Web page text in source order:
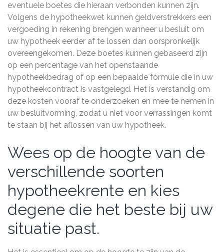
eventuele boetes die hieraan verbonden kunnen zijn.
Volgens de hypotheekwet kunnen geldverstrekkers een
vergoeding in rekening brengen wanneer u besluit om
uw hypotheek eerder af te lossen dan oorspronkelijk
overeengekomen. Deze boetes kunnen gebaseerd zijn
op een percentage van het openstaande
hypotheekbedrag of op een bepaalde formule die in uw
hypotheekcontract is vastgelegd. Het is verstandig om
deze kosten vooraf te onderzoeken en mee te nemen in
uw besluitvorming, zodat u niet voor verrassingen komt
te staan bij het aflossen van uw hypotheek.
Wees op de hoogte van de
verschillende soorten
hypotheekrente en kies
degene die het beste bij uw
situatie past.